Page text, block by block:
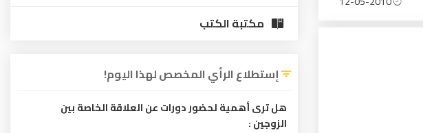
مكتبة الكتب
إستطلاع الرأي المخصص لهذا اليوم!
هل ترى أهمية لحضور دورات عن العلاقة الخاصة بين
الزوجين :